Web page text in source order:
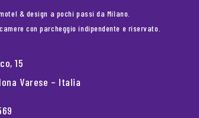
& design a pochi passi da Milano.
con parcheggio indipendente e riservato.
15
Varese – Italia